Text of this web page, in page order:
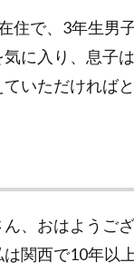
住で、 3年生男
に入り、息子
いただければと
ん、おはようご
は関西で10年以